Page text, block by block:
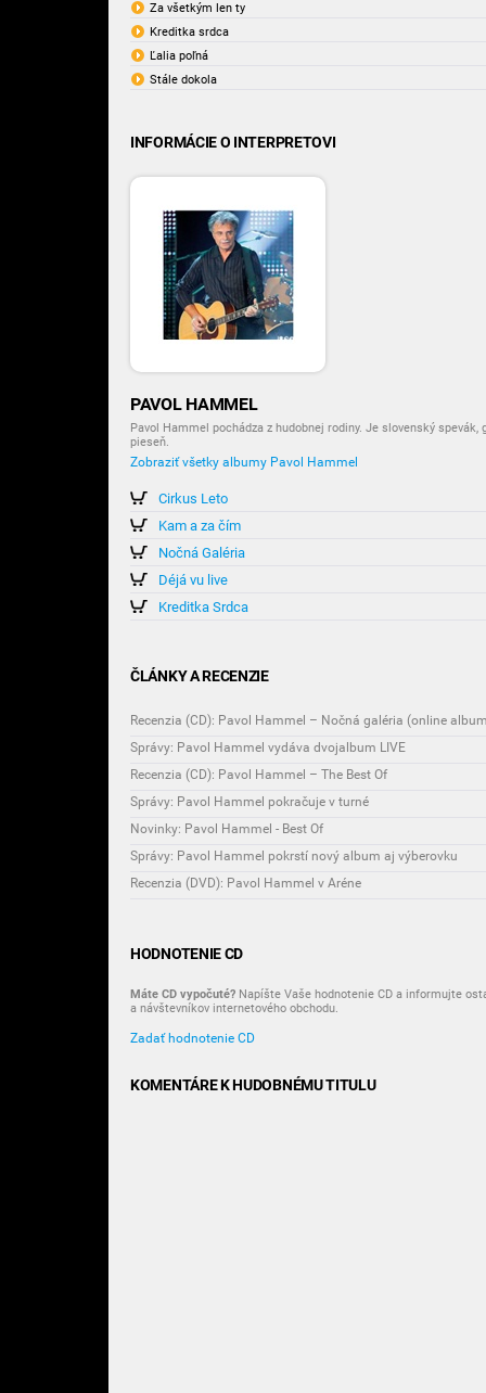
Za všetkým len ty
Kreditka srdca
Ľalia poľná
Stále dokola
INFORMÁCIE O INTERPRETOVI
PAVOL HAMMEL
Pavol Hammel pochádza z hudobnej rodiny. Je slovenský spevák,
pieseň.
Zobraziť všetky albumy Pavol Hammel
Cirkus Leto
Kam a za čím
Nočná Galéria
Déjá vu live
Kreditka Srdca
ČLÁNKY A RECENZIE
Recenzia (CD): Pavol Hammel – Nočná galéria (online
Správy: Pavol Hammel vydáva dvojalbum LIVE
Recenzia (CD): Pavol Hammel – The Best Of
Správy: Pavol Hammel pokračuje v turné
Novinky: Pavol Hammel - Best Of
Správy: Pavol Hammel pokrstí nový album aj výberovku
Recenzia (DVD): Pavol Hammel v Aréne
HODNOTENIE CD
Máte CD vypočuté? Napíšte Vaše hodnotenie CD a informujte
a návštevníkov internetového obchodu.
Zadať hodnotenie CD
KOMENTÁRE K HUDOBNÉMU TITULU